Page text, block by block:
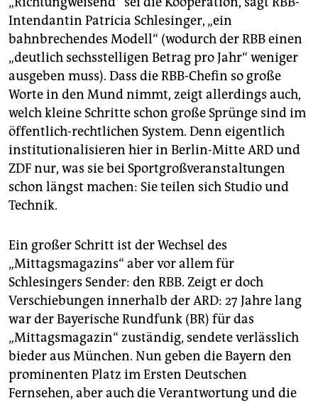
Intendantin Patricia Schlesinger, „ein
bahnbrechendes Modell“ (wodurch der RBB einen
„deutlich sechsstelligen Betrag pro Jahr“ weniger
ausgeben muss). Dass die RBB-Chefin so große
Worte in den Mund nimmt, zeigt allerdings auch,
welch kleine Schritte schon große Sprünge sind im
öffentlich-rechtlichen System. Denn eigentlich
institutionalisieren hier in Berlin-Mitte ARD und
ZDF nur, was sie bei Sportgroßveranstaltungen
schon längst machen: Sie teilen sich Studio und
Technik.
Ein großer Schritt ist der Wechsel des
„Mittagsmagazins“ aber vor allem für
Schlesingers Sender: den RBB. Zeigt er doch
Verschiebungen innerhalb der ARD: 27 Jahre lang
war der Bayerische Rundfunk (BR) für das
„Mittagsmagazin“ zuständig, sendete verlässlich
bieder aus München. Nun geben die Bayern den
prominenten Platz im Ersten Deutschen
Fernsehen, aber auch die Verantwortung und die